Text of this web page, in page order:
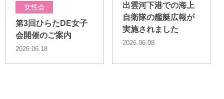
女性会
第3回ひらたDE女子
会開催のご案内
2026.06.18
出雲河下港での海上
自衛隊の艦艇広報が
実施されました
2026.06.08